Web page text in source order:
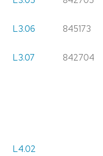
L3.06 845173
L3.07
842704
L4.02